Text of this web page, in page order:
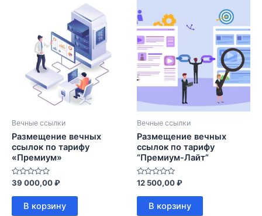
Вечные ссылки
Размещение вечных
ссылок по тарифу
«Премиум»
Оценка
из
39 000,00₽
В корзину
Вечные ссылки
Размещение вечных
ссылок по тарифу
“Премиум-Лайт”
Оценка
из
12 500,00₽
В корзину